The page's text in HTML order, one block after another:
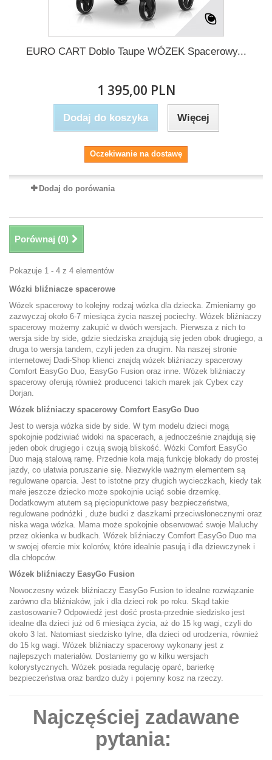
EURO CART Doblo Taupe WÓZEK Spacerowy...
1 395,00 PLN
Dodaj do koszyka Więcej
Oczekiwanie na dostawę
Dodaj do porówania
Porównaj (0)
Pokazuje 1 - 4 z 4 elementów
Wózki bliźniacze spacerowe
Wózek spacerowy to kolejny rodzaj wózka dla dziecka. Zmieniamy go
zazwyczaj około 6-7 miesiąca życia naszej pociechy. Wózek bliźniaczy
spacerowy możemy zakupić w dwóch wersjach. Pierwsza z nich to
wersja side by side, gdzie siedziska znajdują się jeden obok drugiego, a
druga to wersja tandem, czyli jeden za drugim. Na naszej stronie
internetowej Dadi-Shop klienci znajdą wózek bliźniaczy spacerowy
Comfort EasyGo Duo, EasyGo Fusion oraz inne. Wózek bliźniaczy
spacerowy oferują również producenci takich marek jak Cybex czy
Dorjan.
Wózek bliźniaczy spacerowy Comfort EasyGo Duo
Jest to wersja wózka side by side. W tym modelu dzieci mogą
spokojnie podziwiać widoki na spacerach, a jednocześnie znajdują się
jeden obok drugiego i czują swoją bliskość. Wózki Comfort EasyGo
Duo mają stalową ramę. Przednie koła mają funkcję blokady do prostej
jazdy, co ułatwia poruszanie się. Niezwykle ważnym elementem są
regulowane oparcia. Jest to istotne przy długich wycieczkach, kiedy tak
małe jeszcze dziecko może spokojnie uciąć sobie drzemkę.
Dodatkowym atutem są pięciopunktowe pasy bezpieczeństwa,
regulowane podnóżki , duże budki z daszkami przeciwsłonecznymi oraz
niska waga wózka. Mama może spokojnie obserwować swoje Maluchy
przez okienka w budkach. Wózek bliźniaczy Comfort EasyGo Duo ma
w swojej ofercie mix kolorów, które idealnie pasują i dla dziewczynek i
dla chłopców.
Wózek bliźniaczy EasyGo Fusion
Nowoczesny wózek bliźniaczy EasyGo Fusion to idealne rozwiązanie
zarówno dla bliźniaków, jak i dla dzieci rok po roku. Skąd takie
zastosowanie? Odpowiedź jest dość prosta-przednie siedzisko jest
idealne dla dzieci już od 6 miesiąca życia, aż do 15 kg wagi, czyli do
około 3 lat. Natomiast siedzisko tylne, dla dzieci od urodzenia, również
do 15 kg wagi. Wózek bliźniaczy spacerowy wykonany jest z
najlepszych materiałów. Dostaniemy go w kilku wersjach
kolorystycznych. Wózek posiada regulację oparć, barierkę
bezpieczeństwa oraz bardzo duży i pojemny kosz na rzeczy.
Najczęściej zadawane
pytania: